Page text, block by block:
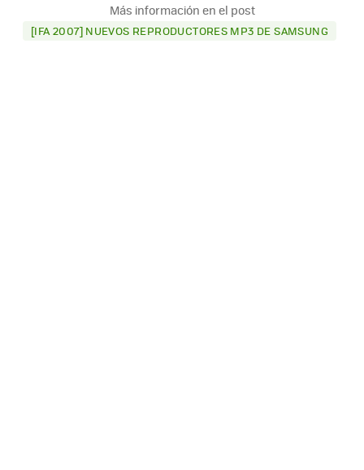
Más información en el post
[IFA 2007] NUEVOS REPRODUCTORES MP3 DE SAMSUNG